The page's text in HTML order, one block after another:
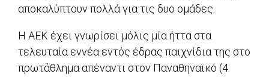
αποκαλύπτουν πολλά για τις δυο ομάδες.
Η ΑΕΚ έχει γνωρίσει μόλις μία ήττα στα
τελευταία εννέα εντός έδρας παιχνίδια της στο
πρωτάθλημα απέναντι στον Παναθηναϊκό (4